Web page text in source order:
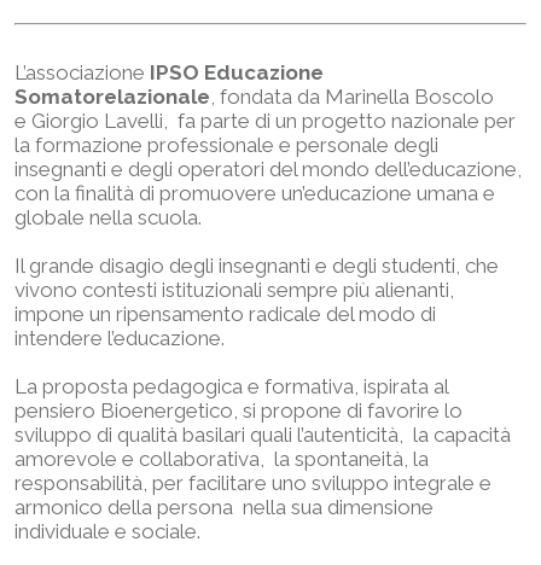
L’associazione IPSO Educazione
Somatorelazionale , fondata da Marinella Boscolo
e Giorgio Lavelli, fa parte di un progetto nazionale per
la formazione professionale e personale degli
insegnanti e degli operatori del mondo dell’educazione,
con la finalità di promuovere un’educazione umana e
globale nella scuola.
Il grande disagio degli insegnanti e degli studenti, che
vivono contesti istituzionali sempre più alienanti,
impone un ripensamento radicale del modo di
intendere l’educazione.
La proposta pedagogica e formativa, ispirata al
pensiero Bioenergetico, si propone di favorire lo
sviluppo di qualità basilari quali l’autenticità, la capacità
amorevole e collaborativa, la spontaneità, la
responsabilità, per facilitare uno sviluppo integrale e
armonico della persona nella sua dimensione
individuale e sociale.